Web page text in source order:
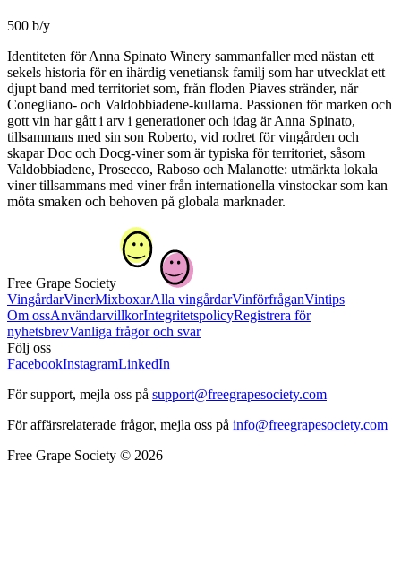
500 b/y
Identiteten för Anna Spinato Winery sammanfaller med nästan ett
sekels historia för en ihärdig venetiansk familj som har utvecklat ett
djupt band med territoriet som, från floden Piaves stränder, når
Conegliano- och Valdobbiadene-kullarna. Passionen för marken och
gott vin har gått i arv i generationer och idag är Anna Spinato,
tillsammans med sin son Roberto, vid rodret för vingården och
skapar Doc och Docg-viner som är typiska för territoriet, såsom
Valdobbiadene, Prosecco, Raboso och Malanotte: utmärkta lokala
viner tillsammans med viner från internationella vinstockar som kan
möta smaken och behoven på globala marknader.
Free Grape Society
VingårdarVinerMixboxarAlla vingårdarVinförfråganVintips
Om ossAnvändarvillkorIntegritetspolicyRegistrera för
nyhetsbrevVanliga frågor och svar
Följ oss
FacebookInstagramLinkedIn
För support, mejla oss på support@freegrapesociety.com
För affärsrelaterade frågor, mejla oss på info@freegrapesociety.com
Free Grape Society © 2026